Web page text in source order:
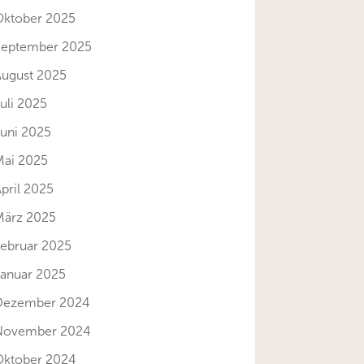
2025
2025
2025
2025
2025
2025
2025
2025
2025
2025
2024
2024
2024